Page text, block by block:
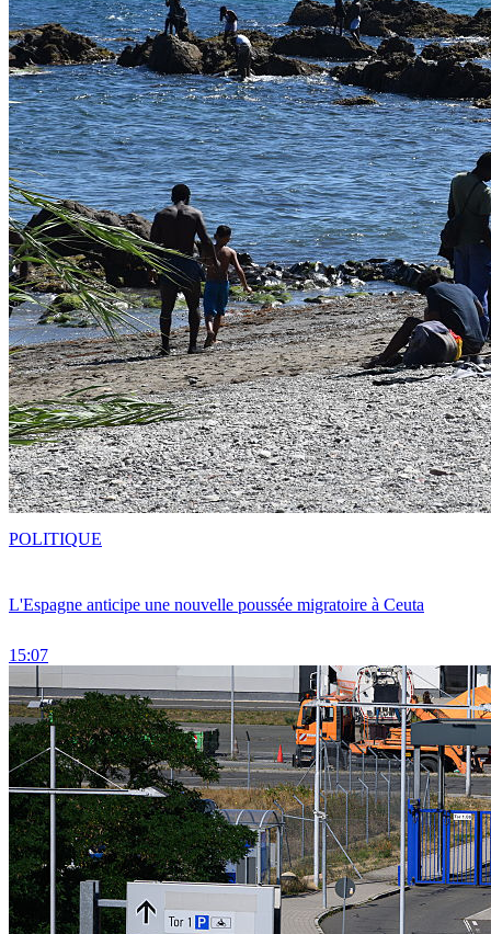
L'Espagne anticipe une nouvelle poussée migratoire à Ceuta
15:07
POLITIQUE